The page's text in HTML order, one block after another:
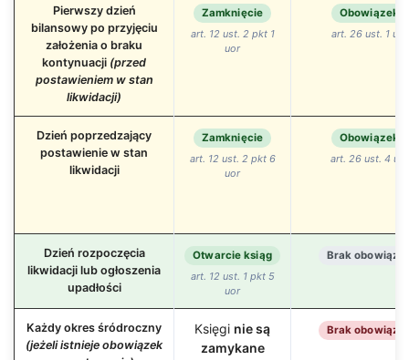
Pierwszy dzień
bilansowy po przyjęciu
założenia o braku
kontynuacji (przed
postawieniem w stan
likwidacji)
Zamknięcie
art. 12 ust. 2 pkt 1
uor
Obowiązek
art. 26 ust. 1 uor
Dzień poprzedzający
postawienie w stan
likwidacji
Zamknięcie
art. 12 ust. 2 pkt 6
uor
Obowiązek
art. 26 ust. 4 uor
Dzień rozpoczęcia
likwidacji lub ogłoszenia
upadłości
Otwarcie ksiąg
art. 12 ust. 1 pkt 5
uor
Brak
Każdy okres śródroczny
(jeżeli istnieje obowiązek
Księgi nie są
zamykane
Brak